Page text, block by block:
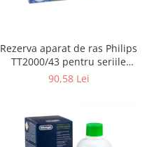
Rezerva aparat de ras Philips
TT2000/43 pentru seriile
Bodygroom 3000/5000/7000 si
90,58 Lei